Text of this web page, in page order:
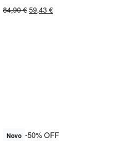
84,90€ 59,43 €
Novo -50% OFF